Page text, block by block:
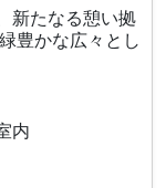
新たなる憩い拠
豊かな広々とし
内